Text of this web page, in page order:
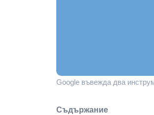
Google въвежда два
Съдържание